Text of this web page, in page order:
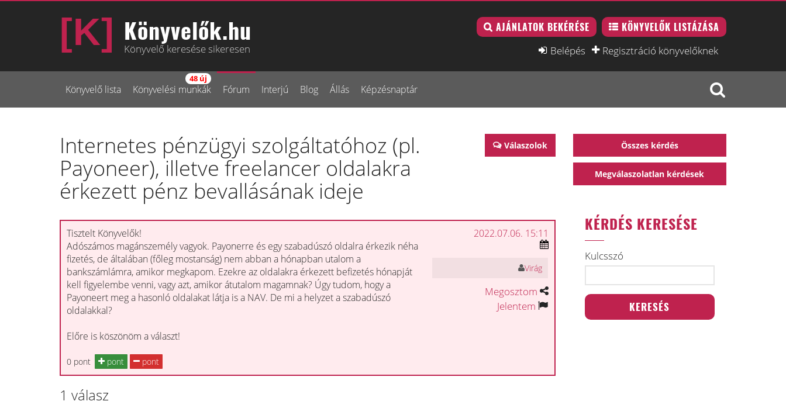
Könyvelők.hu
Könyvelő keresése sikeresen
AJÁNLATOK BEKÉRÉSE KÖNYVELŐK LISTÁZÁSA
Belépés Regisztráció könyvelőknek
Könyvelő lista Könyvelési munkák
48 új
Fórum Interjú Blog Állás Képzésnaptár
Válaszolok
Internetes pénzügyi szolgáltatóhoz (pl.
Payoneer), illetve freelancer oldalakra
érkezett pénz bevallásának ideje
Tisztelt Könyvelők!
Adószámos magánszemély vagyok. Payonerre és egy szabadúszó oldalra érkezik néha
fizetés, de általában (főleg mostanság) nem abban a hónapban utalom a
bankszámlámra, amikor megkapom. Ezekre az oldalakra érkezett befizetés hónapját
kell figyelembe venni, vagy azt, amikor átutalom magamnak? Úgy tudom, hogy a
Payoneert meg a hasonló oldalakat látja is a NAV. De mi a helyzet a szabadúszó
oldalakkal?
Előre is köszönöm a választ!
0 pont pont pont
2022.07.06. 15:11
Virág
Megosztom
Jelentem
1 válasz
Összes kérdés
Megválaszolatlan kérdések
KÉRDÉS KERESÉSE
Kulcsszó